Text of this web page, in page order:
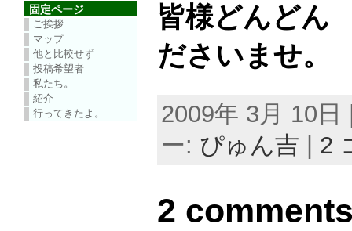
固定ページ
ご挨拶
マップ
他と比較せず
投稿希望者
私たち。
紹介
行ってきたよ。
皆様どんどん
ださいませ。
2009年 3月 10
ー: ぴゅん吉 2
2